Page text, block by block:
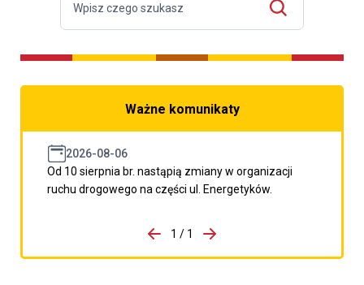
Ważne komunikaty
2026-08-06
Od 10 sierpnia br. nastąpią zmiany w organizacji
ruchu drogowego na części ul. Energetyków.
porzpedniego komunikatu
1 / 1
Przejdź do następnego